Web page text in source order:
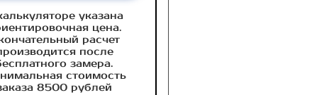
указана
цена.
расчет
после
замера.
стоимость
8500 рублей